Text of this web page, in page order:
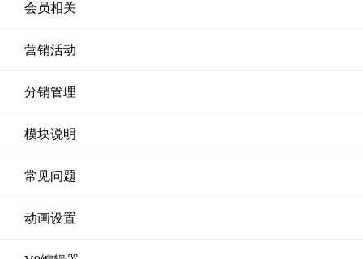
会员相关
营销活动
分销管理
模块说明
常见问题
动画设置